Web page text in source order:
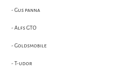
- Gus panna
- Alfs GTO
- Goldsmobile
- T-udor